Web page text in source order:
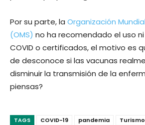
Por su parte, la Organización
(OMS) no ha recomendado el uso
COVID o certificados, el motivo es
de desconoce si las vacunas
disminuir la transmisión de la
piensas?
TAGS COVID-19 pandemia Turismo